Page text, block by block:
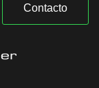
Contacto